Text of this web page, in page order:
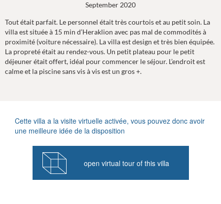
September 2020
Tout était parfait. Le personnel était très courtois et au petit soin. La
villa est située à 15 min d’Heraklion avec pas mal de commodités à
proximité (voiture nécessaire). La villa est design et très bien équipée.
La propreté était au rendez-vous. Un petit plateau pour le petit
déjeuner était offert, idéal pour commencer le séjour. L’endroit est
calme et la piscine sans vis à vis est un gros +.
Cette villa a la visite virtuelle activée, vous pouvez donc avoir
une meilleure idée de la disposition
open virtual tour of this villa